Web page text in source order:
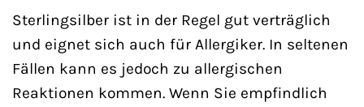
Sterlingsilber ist in der Regel gut verträglich
und eignet sich auch für Allergiker. In seltenen
Fällen kann es jedoch zu allergischen
Reaktionen kommen. Wenn Sie empfindlich